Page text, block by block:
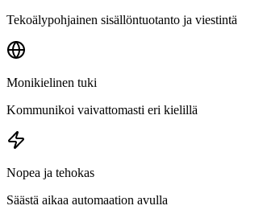
Tekoälypohjainen sisällöntuotanto ja viestintä
Monikielinen tuki
Kommunikoi vaivattomasti eri kielillä
Nopea ja tehokas
Säästä aikaa automaation avulla